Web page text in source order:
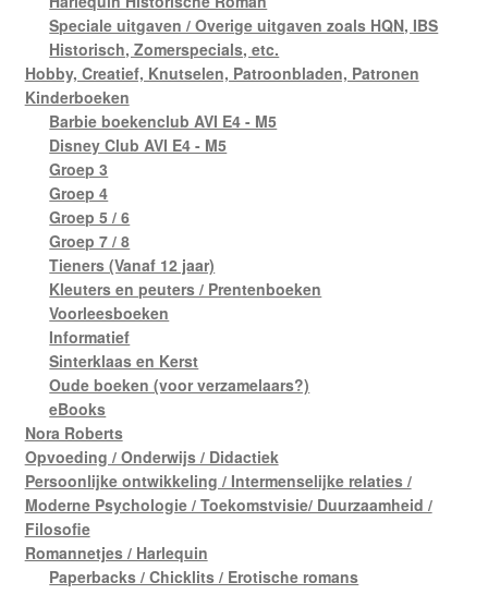
Speciale uitgaven / Overige uitgaven zoals HQN, IBS
Historisch, Zomerspecials, etc.
Hobby, Creatief, Knutselen, Patroonbladen, Patronen
Kinderboeken
Barbie boekenclub AVI E4 - M5
Disney Club AVI E4 - M5
Groep 3
Groep 4
Groep 5 / 6
Groep 7 / 8
Tieners (Vanaf 12 jaar)
Kleuters en peuters / Prentenboeken
Voorleesboeken
Informatief
Sinterklaas en Kerst
Oude boeken (voor verzamelaars?)
eBooks
Nora Roberts
Opvoeding / Onderwijs / Didactiek
Persoonlijke ontwikkeling / Intermenselijke relaties /
Moderne Psychologie / Toekomstvisie/ Duurzaamheid /
Filosofie
Romannetjes / Harlequin
Paperbacks / Chicklits / Erotische romans